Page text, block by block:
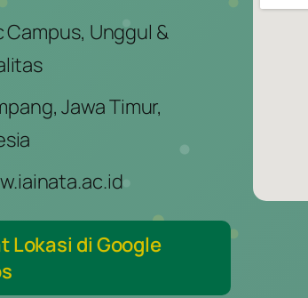
Campus, Unggul &
Jawa Timur,
Lokasi di Google